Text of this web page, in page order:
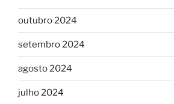
outubro 2024
setembro 2024
agosto 2024
julho 2024